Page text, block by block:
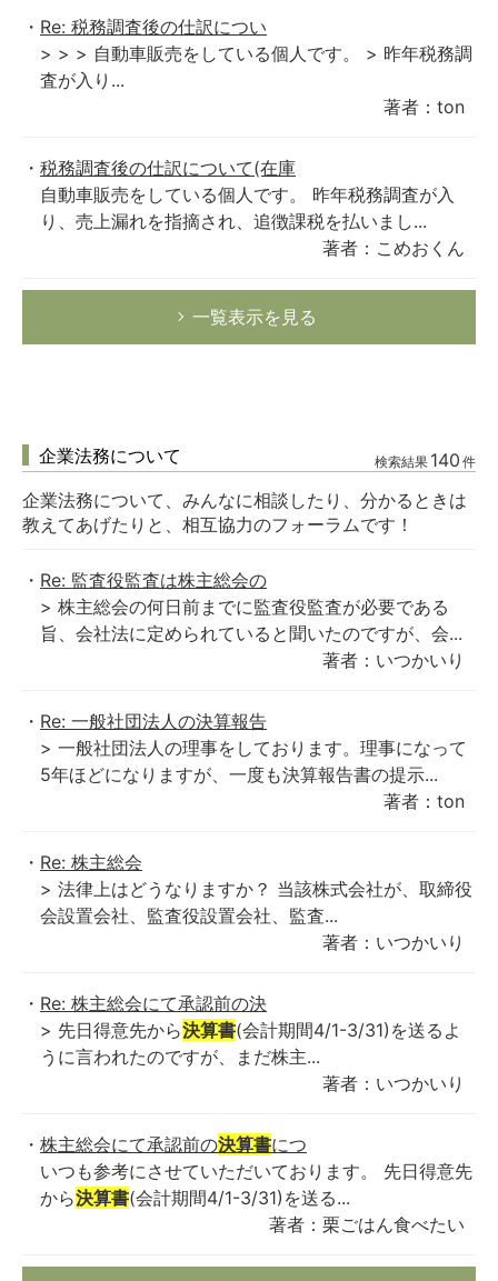
Re: 税務調査後の仕訳につい
> > > 自動車販売をしている個人です。 > 昨年税務調
査が入り...
著者：ton
税務調査後の仕訳について(在庫
自動車販売をしている個人です。 昨年税務調査が入
り、売上漏れを指摘され、追徴課税を払いまし...
著者：こめおくん
一覧表示を見る
企業法務について 検索結果 140 件
企業法務について、みんなに相談したり、分かるときは
教えてあげたりと、相互協力のフォーラムです！
Re: 監査役監査は株主総会の
> 株主総会の何日前までに監査役監査が必要である
旨、会社法に定められていると聞いたのですが、会...
著者：いつかいり
Re: 一般社団法人の決算報告
> 一般社団法人の理事をしております。理事になって
5年ほどになりますが、一度も決算報告書の提示...
著者：ton
Re: 株主総会
> 法律上はどうなりますか？ 当該株式会社が、取締役
会設置会社、監査役設置会社、監査...
著者：いつかいり
Re: 株主総会にて承認前の決
> 先日得意先から決算書(会計期間4/1-3/31)を送るよ
うに言われたのですが、まだ株主...
著者：いつかいり
株主総会にて承認前の決算書につ
いつも参考にさせていただいております。 先日得意先
から決算書(会計期間4/1-3/31)を送る...
著者：栗ごはん食べたい